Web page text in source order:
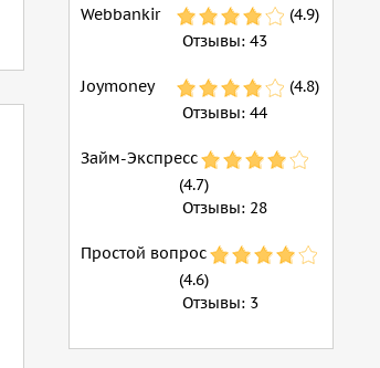
Webbankir
(4.9)
Отзывы: 43
Joymoney
(4.8)
Отзывы: 44
Займ-Экспресс
(4.7)
Отзывы: 28
Простой вопрос
(4.6)
Отзывы: 3